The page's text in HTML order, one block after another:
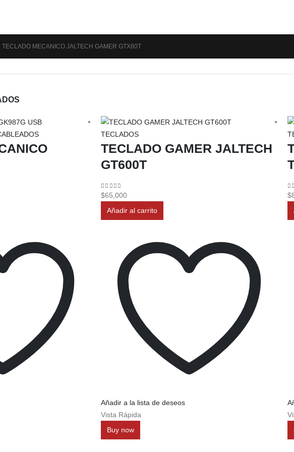
TECLADO MECANICO JALTECH GAMER GTX80T
TECLADOS
TECLADO GAMER JALTECH
GT600T
0out of 5
$65,000
Añadir al carrito
Añadir a la lista de deseos
Vista Rápida
Buy now
0
$